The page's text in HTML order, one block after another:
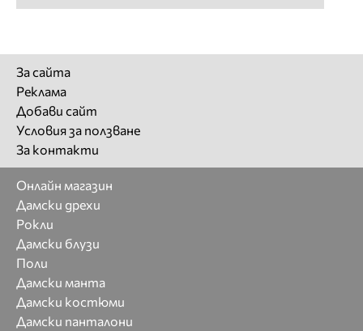
За сайта
Реклама
Добави сайт
Условия за ползване
За контакти
Онлайн магазин
Дамски дрехи
Рокли
Дамски блузи
Поли
Дамски манта
Дамски костюми
Дамски панталони